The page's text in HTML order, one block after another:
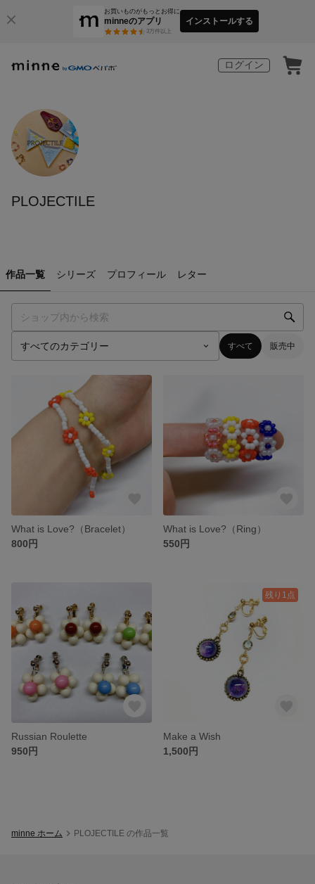
お買いものがもっとお得に
minneのアプリ
3万件以上
インストールする
ログイン
PLOJECTILE
作品一覧 シリーズ プロフィール レター
すべて 販売中
What is Love?（Bracelet）
800円
What is Love?（Ring）
550円
Russian Roulette
950円
残り1点
Make a Wish
1,500円
minne ホーム PLOJECTILE の作品一覧